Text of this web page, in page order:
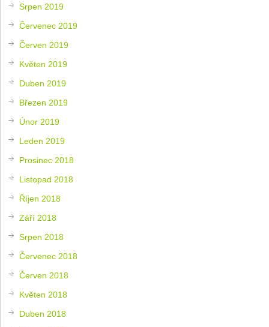
Srpen 2019
Červenec 2019
Červen 2019
Květen 2019
Duben 2019
Březen 2019
Únor 2019
Leden 2019
Prosinec 2018
Listopad 2018
Říjen 2018
Září 2018
Srpen 2018
Červenec 2018
Červen 2018
Květen 2018
Duben 2018